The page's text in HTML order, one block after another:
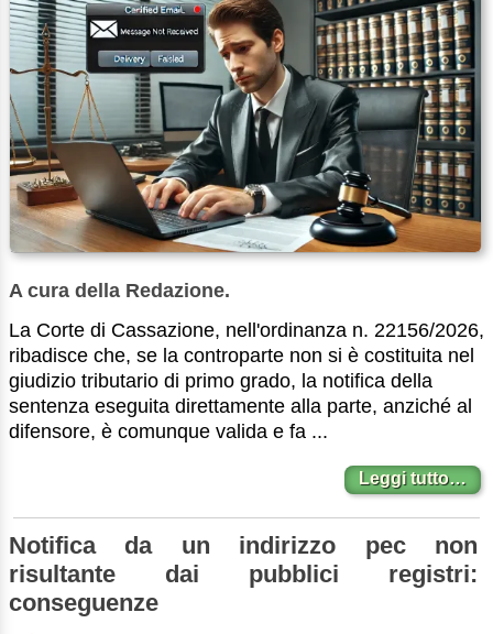
A cura della Redazione.
La Corte di Cassazione, nell'ordinanza n. 22156/2026,
ribadisce che, se la controparte non si è costituita nel
giudizio tributario di primo grado, la notifica della
sentenza eseguita direttamente alla parte, anziché al
difensore, è comunque valida e fa ...
Leggi tutto…
Notifica da un indirizzo pec non
risultante dai pubblici registri:
conseguenze